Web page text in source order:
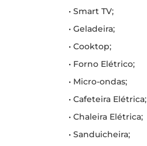
• Smart TV;
• Geladeira;
• Cooktop;
• Forno Elétrico;
• Micro-ondas;
• Cafeteira Elétrica;
• Chaleira Elétrica;
• Sanduicheira;